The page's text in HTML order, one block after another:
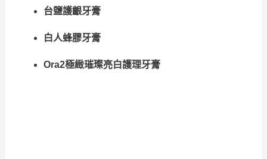
台鹽護齦牙膏
白人蜂膠牙膏
Ora2極緻璀璨亮白護理牙膏